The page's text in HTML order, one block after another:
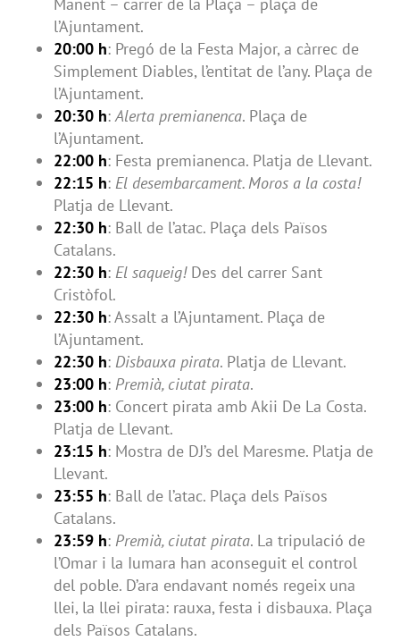
l’Ajuntament.
20:00 h: Pregó de la Festa Major, a càrrec de
Simplement Diables, l’entitat de l’any. Plaça de
l’Ajuntament.
20:30 h:Alerta premianenca. Plaça de
l’Ajuntament.
22:00 h: Festa premianenca. Platja de Llevant.
22:15 h: El desembarcament. Moros a la costa!
Platja de Llevant.
22:30 h: Ball de l’atac. Plaça dels Països
Catalans.
22:30 h: El saqueig!Des del carrer Sant
Cristòfol.
22:30 h: Assalt a l’Ajuntament. Plaça de
l’Ajuntament.
22:30 h: Disbauxa pirata. Platja de Llevant.
23:00 h: Premià, ciutat pirata.
23:00 h: Concert pirata amb Akii De La Costa.
Platja de Llevant.
23:15 h: Mostra de DJ’s del Maresme. Platja de
Llevant.
23:55 h: Ball de l’atac. Plaça dels Països
Catalans.
23:59 h: Premià, ciutat pirata. La tripulació de
l’Omar i la Iumara han aconseguit el control
del poble. D’ara endavant només regeix una
llei, la llei pirata: rauxa, festa i disbauxa. Plaça
dels Països Catalans.